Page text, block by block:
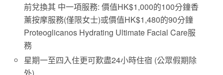
前兌換其 中一項服務: 價值HK$1,000的100分鐘香
薰按摩服務(僅限女士)或價值HK$1,480的90分鐘
Proteoglicanos Hydrating Ultimate Facial Care服
務
星期一至四入住更可歎盡24小時住宿 (公眾假期除
外)